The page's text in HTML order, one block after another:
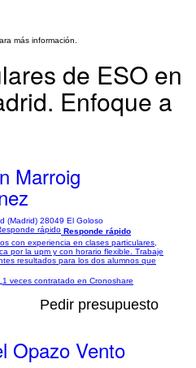
más información.
de ESO en
Enfoque a
Marroig
(Madrid) 28049 El Goloso
Responde rápido
con experiencia en clases particulares,
por la upm y con horario flexible. Trabaje
resultados para los dos alumnos que
1 veces contratado en Cronoshare
Pedir presupuesto
Opazo Vento